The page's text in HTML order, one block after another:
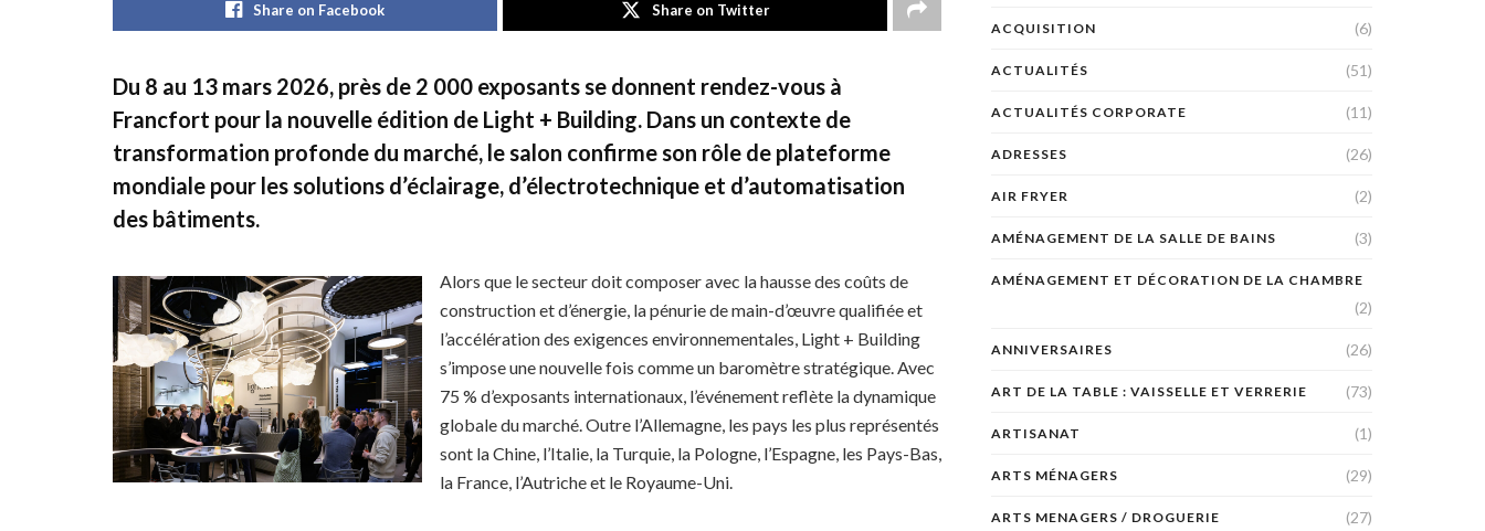
Share on Facebook Share on Twitter
Du 8 au 13 mars 2026, près de 2 000 exposants se donnent rendez-vous à
Francfort pour la nouvelle édition de Light + Building. Dans un contexte de
transformation profonde du marché, le salon confirme son rôle de plateforme
mondiale pour les solutions d’éclairage, d’électrotechnique et d’automatisation
des bâtiments.
Alors que le secteur doit composer avec la hausse des coûts de
construction et d’énergie, la pénurie de main-d’œuvre qualifiée et
l’accélération des exigences environnementales, Light + Building
s’impose une nouvelle fois comme un baromètre stratégique. Avec
75 % d’exposants internationaux, l’événement reflète la dynamique
globale du marché. Outre l’Allemagne, les pays les plus représentés
sont la Chine, l’Italie, la Turquie, la Pologne, l’Espagne, les Pays-Bas,
la France, l’Autriche et le Royaume-Uni.
ACQUISITION (6)
ACTUALITÉS (51)
ACTUALITÉS CORPORATE (11)
ADRESSES (26)
AIR FRYER (2)
AMÉNAGEMENT DE LA SALLE DE BAINS (3)
AMÉNAGEMENT ET DÉCORATION DE LA CHAMBRE
(2)
ANNIVERSAIRES (26)
ART DE LA TABLE : VAISSELLE ET VERRERIE (73)
ARTISANAT (1)
ARTS MÉNAGERS (29)
ARTS MENAGERS / DROGUERIE (27)